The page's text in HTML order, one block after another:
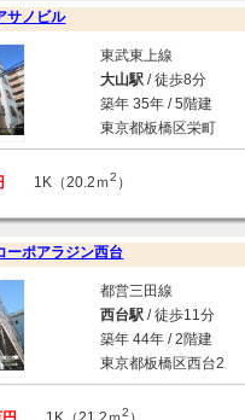
サノビル
東武東上線
大山駅/ 徒歩8分
築年 35年 / 5階建
東京都板橋区栄町
1K（20.2ｍ2 ）
ーポアラジン西台
都営三田線
西台駅/ 徒歩11分
築年 44年 / 2階建
東京都板橋区西台2
2